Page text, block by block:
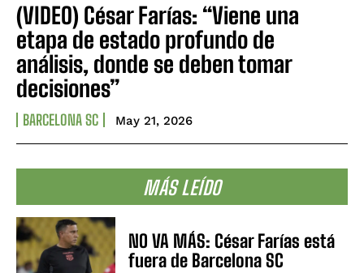
(VIDEO) César Farías: “Viene una
etapa de estado profundo de
análisis, donde se deben tomar
decisiones”
BARCELONA SC May 21, 2026
MÁS LEÍDO
NO VA MÁS: César Farías está
fuera de Barcelona SC